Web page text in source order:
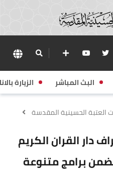
البث المباشر الزيارة
العتبة الحسينية المقدسة
دار القران الكريم
برامج متنوعة